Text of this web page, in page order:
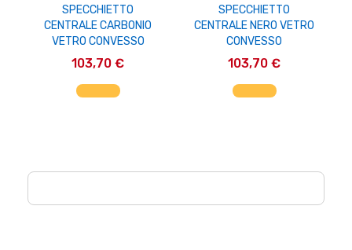
SPECCHIETTO
CENTRALE CARBONIO
VETRO CONVESSO
103,70 €
AGGIUNGI AL CARRELLO
SPECCHIETTO
CENTRALE NERO VETRO
CONVESSO
103,70 €
AGGIUNGI AL CARRELLO